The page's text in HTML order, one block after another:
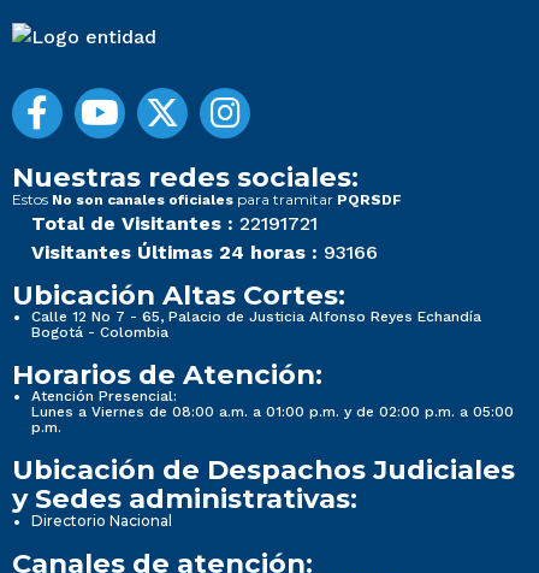
Nuestras redes sociales:
Estos No son canales oficiales para tramitar PQRSDF
Total de Visitantes : 22191721
Visitantes Últimas 24 horas : 93166
Ubicación Altas Cortes:
Calle 12 No 7 - 65, Palacio de Justicia Alfonso Reyes Echandía
Bogotá - Colombia
Horarios de Atención:
Atención Presencial:
Lunes a Viernes de 08:00 a.m. a 01:00 p.m. y de 02:00 p.m. a 05:00
p.m.
Ubicación de Despachos Judiciales
y Sedes administrativas:
Directorio Nacional
Canales de atención: